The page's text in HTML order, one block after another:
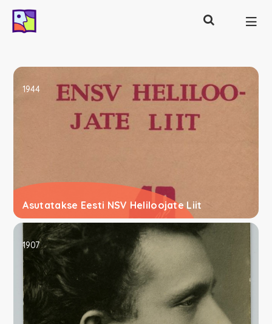
Otsing
Asutatakse Eesti NSV Heliloojate Liit
1944
1907